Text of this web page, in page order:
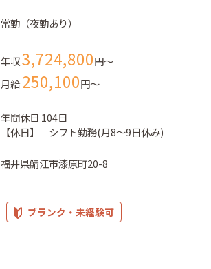
常勤（夜勤あり）
年収3,724,800円〜
月給250,100円〜
年間休日 104日
【休日】 シフト勤務(月8～9日休み)
福井県鯖江市漆原町20-8
ブランク・未経験可